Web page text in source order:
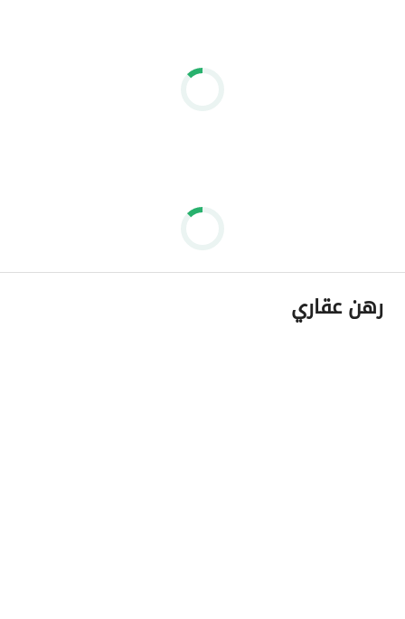
رهن عقاري